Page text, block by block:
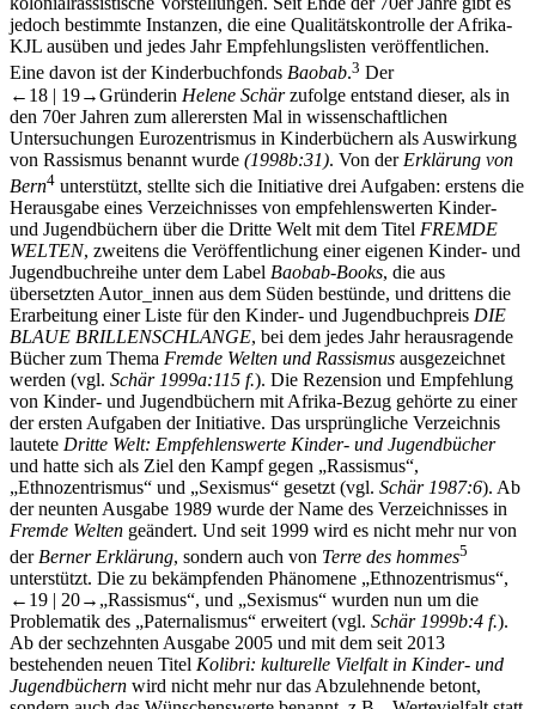
jedoch bestimmte Instanzen, die eine Qualitätskontrolle der Afrika-
KJL ausüben und jedes Jahr Empfehlungslisten veröffentlichen.
Eine davon ist der Kinderbuchfonds Baobab.3 Der
←18 | 19→Gründerin Helene Schärzufolge entstand dieser, als in
den 70er Jahren zum allerersten Mal in wissenschaftlichen
Untersuchungen Eurozentrismus in Kinderbüchern als Auswirkung
von Rassismus benannt wurde (1998b:31). Von der Erklärung von
Bern4 unterstützt, stellte sich die Initiative drei Aufgaben: erstens die
Herausgabe eines Verzeichnisses von empfehlenswerten Kinder-
und Jugendbüchern über die Dritte Welt mit dem Titel FREMDE
WELTEN, zweitens die Veröffentlichung einer eigenen Kinder- und
Jugendbuchreihe unter dem Label Baobab-Books, die aus
übersetzten Autor_innen aus dem Süden bestünde, und drittens die
Erarbeitung einer Liste für den Kinder- und Jugendbuchpreis DIE
BLAUE BRILLENSCHLANGE, bei dem jedes Jahr herausragende
Bücher zum Thema Fremde Welten und Rassismus ausgezeichnet
werden (vgl. Schär 1999a:115 f.). Die Rezension und Empfehlung
von Kinder- und Jugendbüchern mit Afrika-Bezug gehörte zu einer
der ersten Aufgaben der Initiative. Das ursprüngliche Verzeichnis
lautete Dritte Welt: Empfehlenswerte Kinder- und Jugendbücher
und hatte sich als Ziel den Kampf gegen „Rassismus“,
„Ethnozentrismus“ und „Sexismus“ gesetzt (vgl. Schär 1987:6). Ab
der neunten Ausgabe 1989 wurde der Name des Verzeichnisses in
Fremde Welten geändert. Und seit 1999 wird es nicht mehr nur von
derBerner Erklärung, sondern auch von Terre des hommes5
unterstützt. Die zu bekämpfenden Phänomene „Ethnozentrismus“,
←19 | 20→ „Rassismus“, und „Sexismus“ wurden nun um die
Problematik des „Paternalismus“ erweitert (vgl. Schär 1999b:4 f.).
Ab der sechzehnten Ausgabe 2005 und mit dem seit 2013
bestehenden neuen Titel Kolibri: kulturelle Vielfalt in Kinder- und
Jugendbüchern wird nicht mehr nur das Abzulehnende betont,